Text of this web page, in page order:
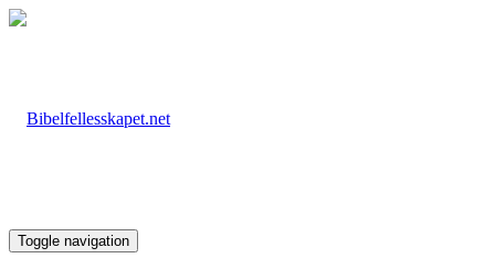
Toggle navigation